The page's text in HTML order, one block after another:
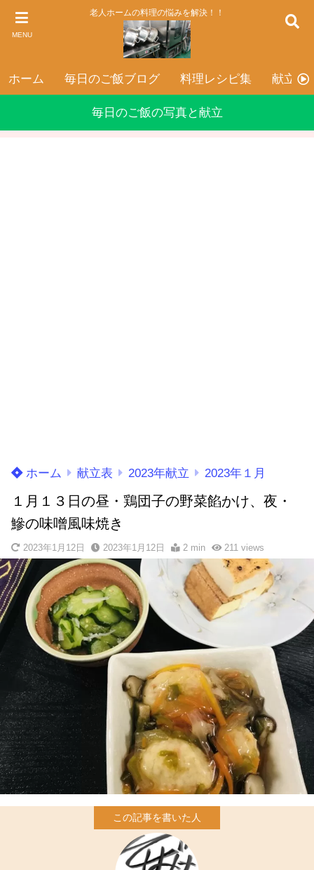
MENU
老人ホームの料理の悩みを解決！！
ホーム 毎日のご飯ブログ 料理レシピ集 献立表
毎日のご飯の写真と献立
ホーム 献立表 2023年献立 2023年１月
１月１３日の昼・鶏団子の野菜餡かけ、夜・
鰺の味噌風味焼き
2023年1月12日 2023年1月12日 2 min 211views